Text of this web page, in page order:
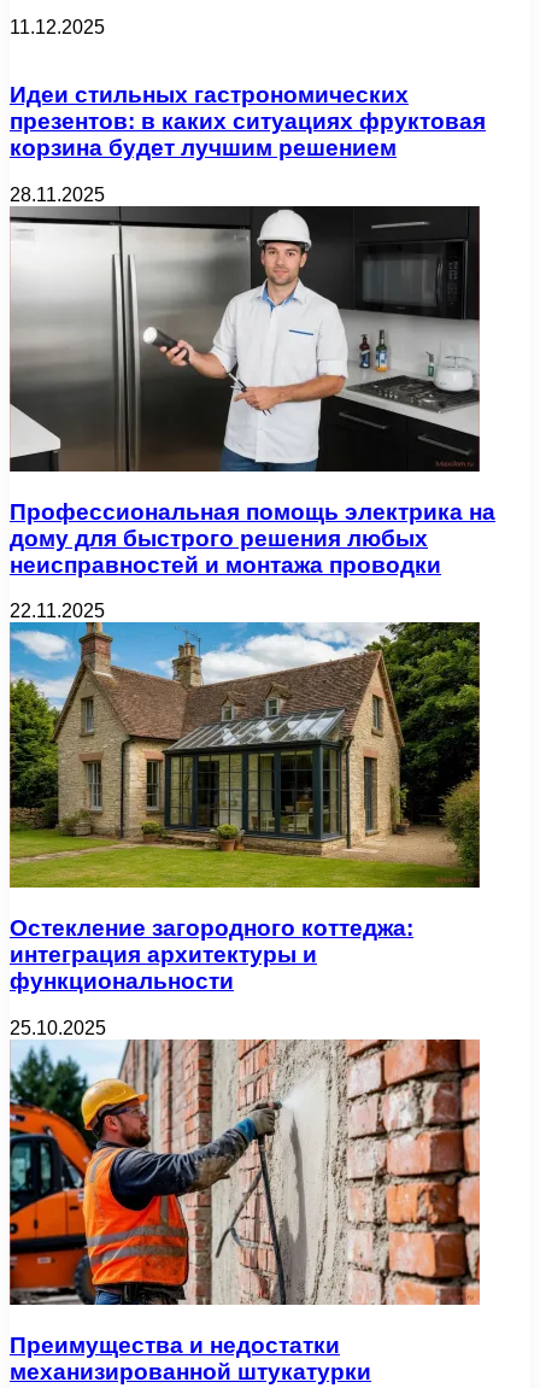
11.12.2025
Идеи стильных гастрономических
презентов: в каких ситуациях фруктовая
корзина будет лучшим решением
28.11.2025
Профессиональная помощь электрика на
дому для быстрого решения любых
неисправностей и монтажа проводки
22.11.2025
Остекление загородного коттеджа:
интеграция архитектуры и
функциональности
25.10.2025
Преимущества и недостатки
механизированной штукатурки